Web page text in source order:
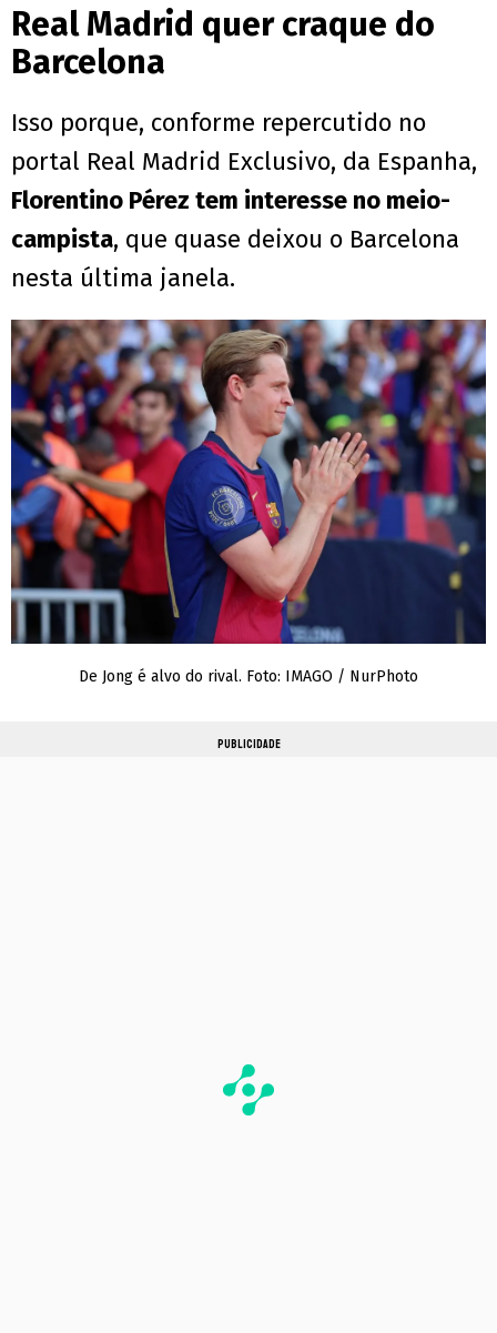
Real Madrid quer craque do
Barcelona
Isso porque, conforme repercutido no
portal Real Madrid Exclusivo, da Espanha,
Florentino Pérez tem interesse no meio-
campista, que quase deixou o Barcelona
nesta última janela.
De Jong é alvo do rival. Foto: IMAGO / NurPhoto
PUBLICIDADE